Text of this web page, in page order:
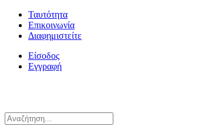
Ταυτότητα
Επικοινωνία
Διαφημιστείτε
Είσοδος
Εγγραφή